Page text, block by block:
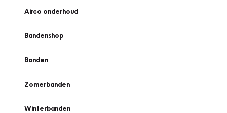
Airco onderhoud
Bandenshop
Banden
Zomerbanden
Winterbanden